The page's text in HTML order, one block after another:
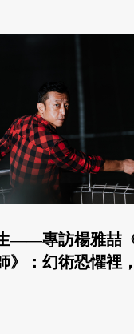
——專訪楊雅喆
》：幻術恐懼裡